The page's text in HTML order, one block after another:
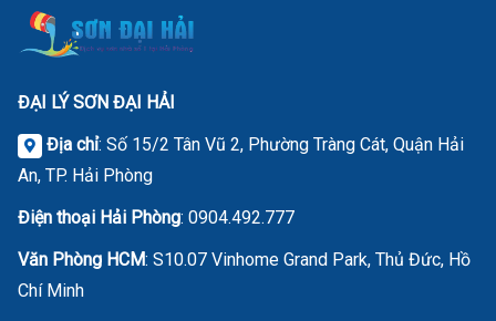
ĐẠI LÝ SƠN ĐẠI HẢI
Địa chỉ: Số 15/2 Tân Vũ 2, Phường Tràng Cát, Quận Hải
An, TP. Hải Phòng
Điện thoại Hải Phòng: 0904.492.777
Văn Phòng HCM: S10.07 Vinhome Grand Park, Thủ Đức, Hồ
Chí Minh